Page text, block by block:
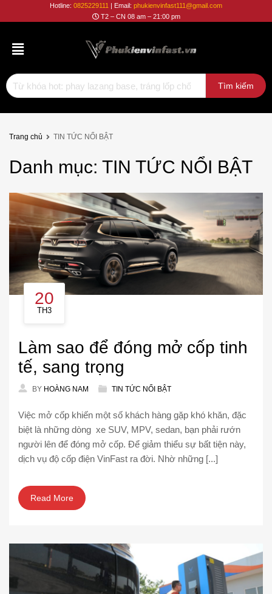
Kiện
Hotline: 0825229111 | Email: phukienvinfast111@gmail.com
T2 – CN 08 am – 21:00 pm
Trang chủ TIN TỨC NỔI BẬT
Danh mục: TIN TỨC NỔI BẬT
20
TH3
Làm sao để đóng mở cốp tinh
tế, sang trọng
BY HOÀNG NAM TIN TỨC NỔI BẬT
Việc mở cốp khiến một số khách hàng gặp khó khăn, đặc
biệt là những dòng xe SUV, MPV, sedan, bạn phải rướn
người lên để đóng mở cốp. Để giảm thiểu sự bất tiện này,
dịch vụ độ cốp điện VinFast ra đời. Nhờ những [...]
Read More